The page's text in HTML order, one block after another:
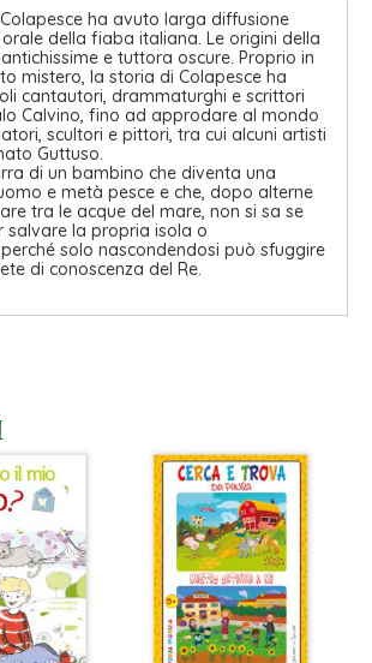
ha avuto larga diffusione
della fiaba italiana. Le origini della
e tuttora oscure. Proprio in
mistero, la storia di Colapesce ha
cantautori, drammaturghi e scrittori
Calvino, fino ad approdare al mondo
scultori e pittori, tra cui alcuni artisti
Guttuso.
di un bambino che diventa una
e metà pesce e che, dopo alterne
tra le acque del mare, non si sa se
salvare la propria isola o
solo nascondendosi può sfuggire
di conoscenza del Re.